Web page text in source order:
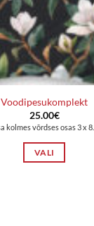
Voodipesukomplekt
25.00€
kolmes võrdses osas 3 x
VALI